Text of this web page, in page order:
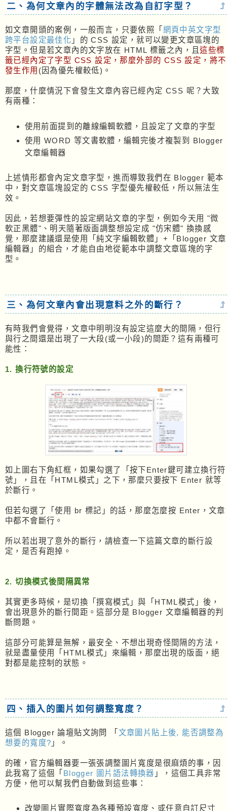
二、為何文章內的字體無法改為自訂字型？
如文章開頭的案例，一般而言，只要依照「 網頁中英文字型
跨平台設定最佳化 」的 CSS 設定，就可以變更文章區塊的
字型。但是若文章內的文字放在 HTML 標籤之內，且這些標
籤已經內定了字型 CSS 設定，那麼外部的 CSS 設定，將不
發生作用 (因為優先權較低)。
那麼，什麼情況下會發生文章內容已經內定 CSS 呢？大致
有兩種：
使用前面提到的離線編輯軟體，且設定了文章的字型
使用 WORD 等文書軟體，編輯完後才複製到 Blogger
文章編輯器
上述情形都會內定文章字型，進而導致我們在 Blogger 範本
中，對文章區塊設定的 CSS 字型優先權較低，所以無法生
效。
因此，若想要彈性的設定網站文章的字型，例如今天用 "微
軟正黑體"、明天隨著版面調整想設定成 "仿宋體" 換換感
覺，那麼建議還是使用「純文字編輯軟體」+「Blogger 文章
編輯器」的組合，才能自由地從範本中調整文章區塊的字
型。
三、為何文章內會出現意料之外的斷行？
有時我們會覺得，文章中明明沒有設定這麼大的間隔，但行
與行之間還是出現了一大段(或一小段)的間距？這有兩種可
能性：
1. 換行符號的設定
如上圖右下角紅框，如果勾選了「按下Enter鍵可建立換行符
號」，且在「HTML模式」之下，那麼只要按下 Enter 就等
於斷行。
但若勾選了「使用 br 標記」的話，那麼怎麼按 Enter，文章
中都不會斷行。
所以若出現了意外的斷行，請檢查一下這篇文章的斷行設
定，是否有跑掉。
2. 切換模式後間隔異常
其實更多時候，是切換「撰寫模式」與「HTML模式」後，
會出現意外的斷行間距。這部分是 Blogger 文章編輯器的判
斷問題。
這部分可能算是無解，最安全、不想出現奇怪間隔的方法，
就是盡量使用「HTML模式」來編輯，那麼出現的版面，絕
對都是能控制的狀態。
四、插入的圖片如何調整寬度？
這個 Blogger 論壇貼文詢問 「 文章圖片貼上後, 能否調整為
想要的寬度? 」。
的確，官方編輯器要一張張調整圖片寬度是很麻煩的事，因
此我寫了這個「 Blogger 圖片語法轉換器 」，這個工具非常
方便，他可以幫我們自動做到這些事：
改變圖片實際寬度為各種預設寬度、或任意自訂尺寸